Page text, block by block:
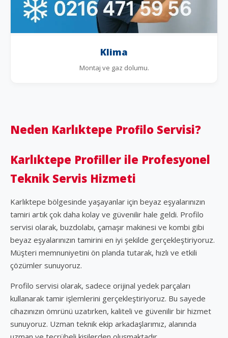
Klima
Montaj ve gaz dolumu.
Neden Karlıktepe Profilo Servisi?
Karlıktepe Profiller ile Profesyonel
Teknik Servis Hizmeti
Karlıktepe bölgesinde yaşayanlar için beyaz eşyalarınızın
tamiri artık çok daha kolay ve güvenilir hale geldi. Profilo
servisi olarak, buzdolabı, çamaşır makinesi ve kombi gibi
beyaz eşyalarınızın tamirini en iyi şekilde gerçekleştiriyoruz.
Müşteri memnuniyetini ön planda tutarak, hızlı ve etkili
çözümler sunuyoruz.
Profilo servisi olarak, sadece orijinal yedek parçaları
kullanarak tamir işlemlerini gerçekleştiriyoruz. Bu sayede
cihazınızın ömrünü uzatırken, kaliteli ve güvenilir bir hizmet
sunuyoruz. Uzman teknik ekip arkadaşlarımız, alanında